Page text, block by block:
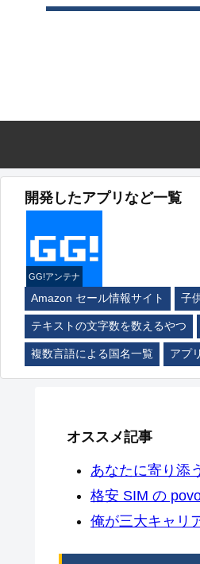
開発したアプリなど一覧
GG!アンテナ
Amazon セール情報サイト 子
テキストの文字数を数えるやつ
複数言語による国名一覧 アプ
オススメ記事
あなたに寄り添
格安 SIM の
俺が三大キャリ